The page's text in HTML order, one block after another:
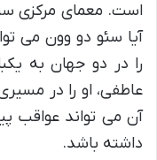
است. معمای مرکزی
آیا سئو دو وون می
را در دو جهان به
عاطفی، او را در
آن می تواند عواقب
داشته باشد.